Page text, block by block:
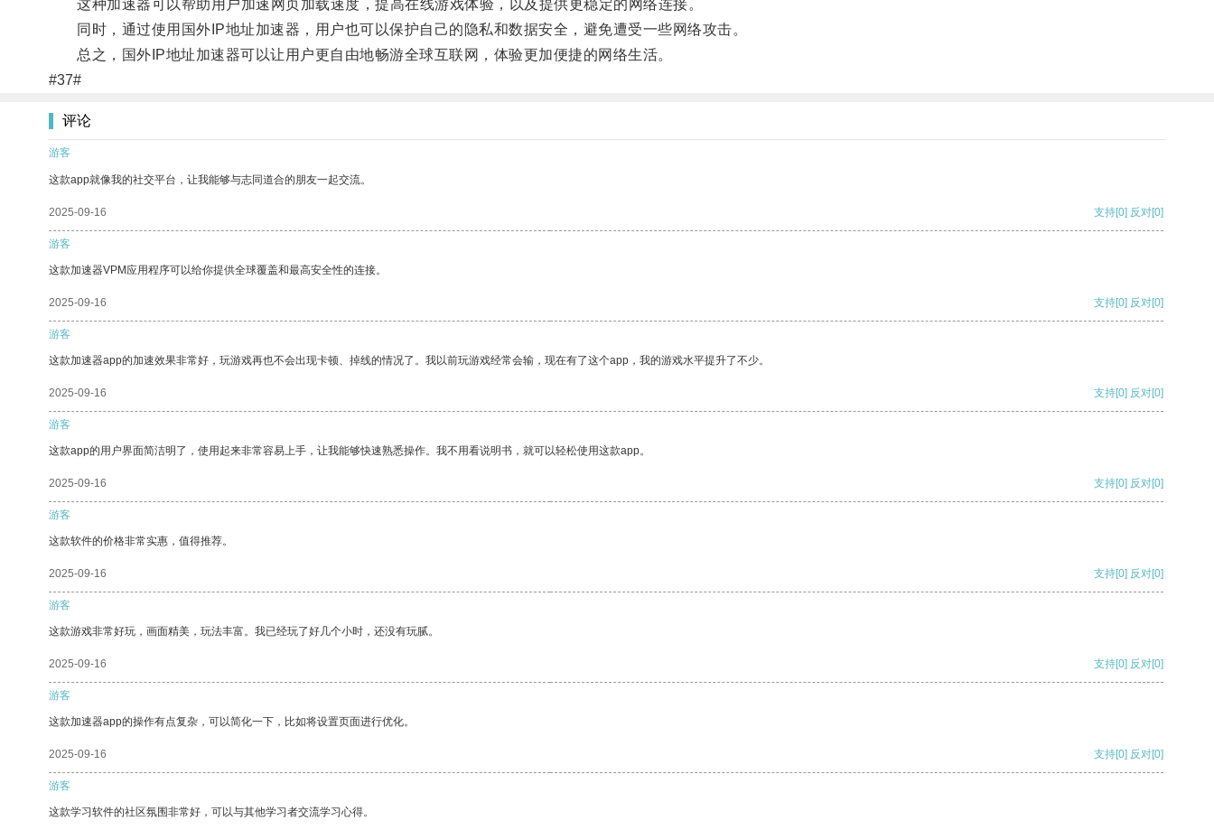
这种加速器可以帮助用户加速网页加载速度，提高在线游戏体验，以及提供更稳定的网络连接。
同时，通过使用国外IP地址加速器，用户也可以保护自己的隐私和数据安全，避免遭受一些网络攻击。
总之，国外IP地址加速器可以让用户更自由地畅游全球互联网，体验更加便捷的网络生活。
#37#
评论
游客
这款app就像我的社交平台，让我能够与志同道合的朋友一起交流。
2025-09-16 支持[0] 反对[0]
游客
这款加速器VPM应用程序可以给你提供全球覆盖和最高安全性的连接。
2025-09-16 支持[0] 反对[0]
游客
这款加速器app的加速效果非常好，玩游戏再也不会出现卡顿、掉线的情况了。我以前玩游戏经常会输，现在有了这个app，我的游戏水平提升了不少。
2025-09-16 支持[0] 反对[0]
游客
这款app的用户界面简洁明了，使用起来非常容易上手，让我能够快速熟悉操作。我不用看说明书，就可以轻松使用这款app。
2025-09-16 支持[0] 反对[0]
游客
这款软件的价格非常实惠，值得推荐。
2025-09-16 支持[0] 反对[0]
游客
这款游戏非常好玩，画面精美，玩法丰富。我已经玩了好几个小时，还没有玩腻。
2025-09-16 支持[0] 反对[0]
游客
这款加速器app的操作有点复杂，可以简化一下，比如将设置页面进行优化。
2025-09-16 支持[0] 反对[0]
游客
这款学习软件的社区氛围非常好，可以与其他学习者交流学习心得。